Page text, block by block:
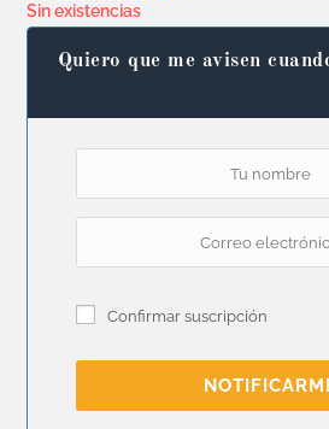
Sin existencias
Quiero que me avisen
Confirmar suscripción